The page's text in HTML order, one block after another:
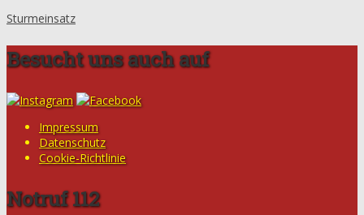
Sturmeinsatz
Besucht uns auch auf
Impressum
Datenschutz
Cookie-Richtlinie
Notruf 112